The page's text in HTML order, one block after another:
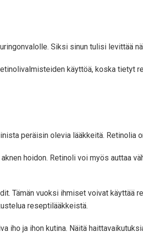
Siksi sinun tulisi levittää
käyttöä, koska tietyt
peräisin olevia lääkkeitä. Retinolia
hoidon. Retinoli voi myös auttaa
Tämän vuoksi ihmiset voivat käyttää
reseptilääkkeistä.
iho ja ihon kutina. Näitä